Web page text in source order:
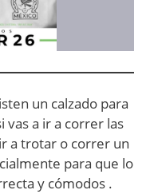
un calzado para
vas a ir a correr las
a trotar o correr un
para que lo
y cómodos .